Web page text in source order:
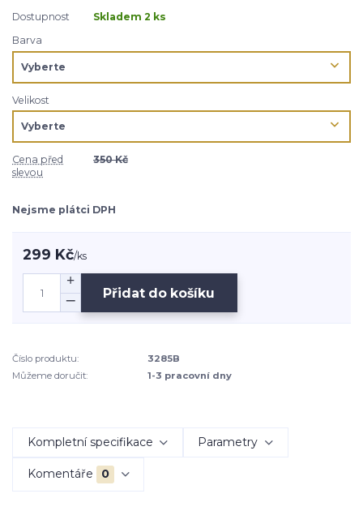
Dostupnost
Skladem 2 ks
Barva
Velikost
Cena před
slevou
350 Kč
Nejsme plátci DPH
299 Kč/ks
Přidat do košíku
Číslo produktu:
3285B
Můžeme doručit:
1-3 pracovní dny
Kompletní specifikace Parametry
Komentáře 0